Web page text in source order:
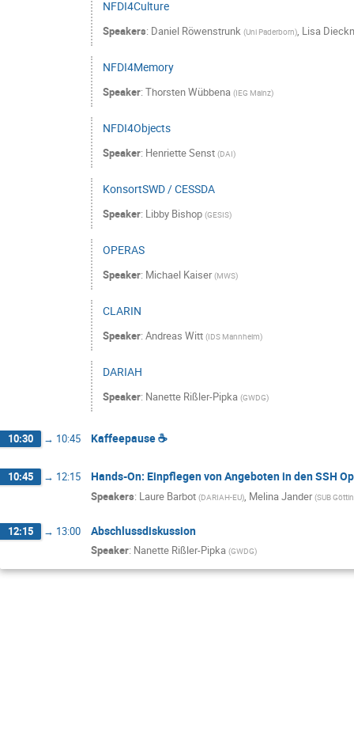
NFDI4Culture
Speakers: Daniel Röwenstrunk (Uni Paderborn), Lisa
NFDI4Memory
Speaker: Thorsten Wübbena (IEG Mainz)
NFDI4Objects
Speaker: Henriette Senst (DAI)
KonsortSWD / CESSDA
Speaker: Libby Bishop (GESIS)
OPERAS
Speaker: Michael Kaiser (MWS)
CLARIN
Speaker: Andreas Witt (IDS Mannheim)
DARIAH
Speaker: Nanette Rißler-Pipka (GWDG)
10:30 → 10:45 Kaffeepause ☕
10:45 → 12:15 Hands-On: Einpflegen von Angeboten in den SSH
Speakers: Laure Barbot (DARIAH-EU) Melina Jander (SUB
12:15 → 13:00 Abschlussdiskussion
Speaker: Nanette Rißler-Pipka (GWDG)